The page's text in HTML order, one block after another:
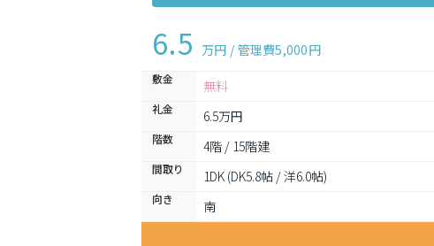
6.5 万円 / 管理費5,000円
敷金 無料
礼金 6.5万円
階数 4階 / 15階建
間取り 1DK (DK5.8帖 / 洋6.0帖)
向き
南